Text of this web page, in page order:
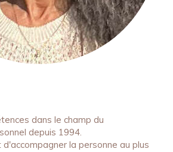
dans le champ du
depuis 1994.
la personne au plus